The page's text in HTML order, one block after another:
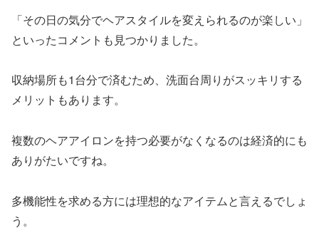
「その日の気分でヘアスタイルを変えられるのが楽しい」
といったコメントも見つかりました。
収納場所も1台分で済むため、洗面台周りがスッキリする
メリットもあります。
複数のヘアアイロンを持つ必要がなくなるのは経済的にも
ありがたいですね。
多機能性を求める方には理想的なアイテムと言えるでしょ
う。